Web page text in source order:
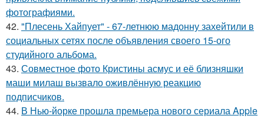
фотографиями.
42. "Плесень Хайпует" - 67-летнюю мадонну захейтили в
социальных сетях после объявления своего 15-ого
студийного альбома.
43. Совместное фото Кристины асмус и её близняшки
маши милаш вызвало оживлённую реакцию
подписчиков.
44. В Нью-йорке прошла премьера нового сериала Apple